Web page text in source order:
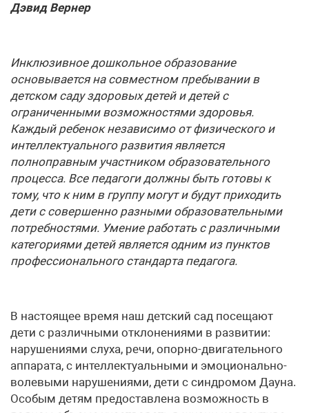
Дэвид Вернер
Инклюзивное дошкольное образование
основывается на совместном пребывании в
детском саду здоровых детей и детей с
ограниченными возможностями здоровья.
Каждый ребенок независимо от физического и
интеллектуального развития является
полноправным участником образовательного
процесса. Все педагоги должны быть готовы к
тому, что к ним в группу могут и будут приходить
дети с совершенно разными образовательными
потребностями. Умение работать с различными
категориями детей является одним из пунктов
профессионального стандарта педагога.
В настоящее время наш детский сад посещают
дети с различными отклонениями в развитии:
нарушениями слуха, речи, опорно-двигательного
аппарата, с интеллектуальными и эмоционально-
волевыми нарушениями, дети с синдромом Дауна.
Особым детям предоставлена возможность в